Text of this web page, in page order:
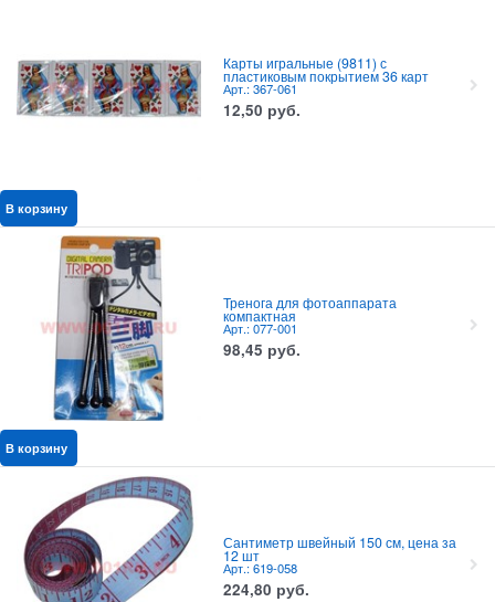
Карты игральные (9811) с
пластиковым покрытием 36 карт
Арт.: 367-061
12,50 руб.
В корзину
Тренога для фотоаппарата
компактная
Арт.: 077-001
98,45 руб.
В корзину
Сантиметр швейный 150 см, цена за
12 шт
Арт.: 619-058
224,80 руб.